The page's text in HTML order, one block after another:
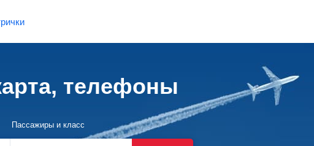
телефоны
Пассажиры и класс